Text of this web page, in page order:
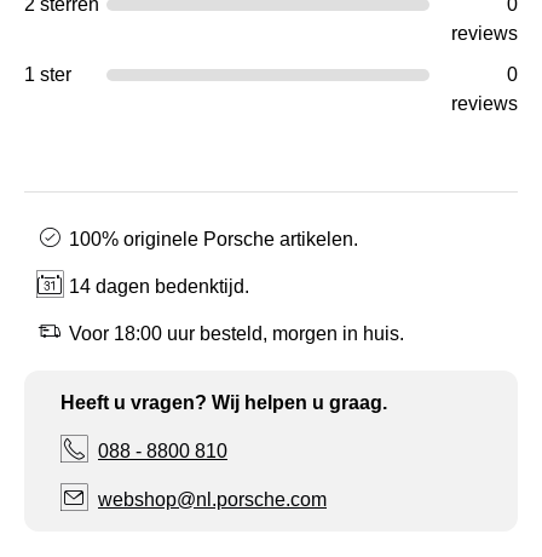
2 sterren
0
reviews
1 ster
0
reviews
100% originele Porsche artikelen.
14 dagen bedenktijd.
Voor 18:00 uur besteld, morgen in huis.
Heeft u vragen? Wij helpen u graag.
088 - 8800 810
webshop@nl.porsche.com